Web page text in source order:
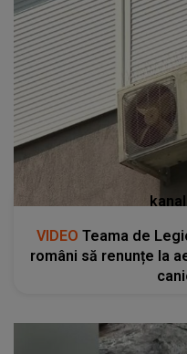
VIDEO Teama de
români să renunțe la